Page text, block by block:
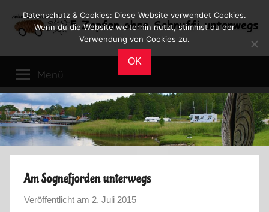
Inhalt
Reiseblog
Leben
im
Wohnmobil
Menü
Am Sognefjorden unterwegs
Veröffentlicht am 2. Juli 2015
Datenschutz & Cookies: Diese Website verwendet Cookies.
Wenn du die Website weiterhin nutzt, stimmst du der
Verwendung von Cookies zu.
OK